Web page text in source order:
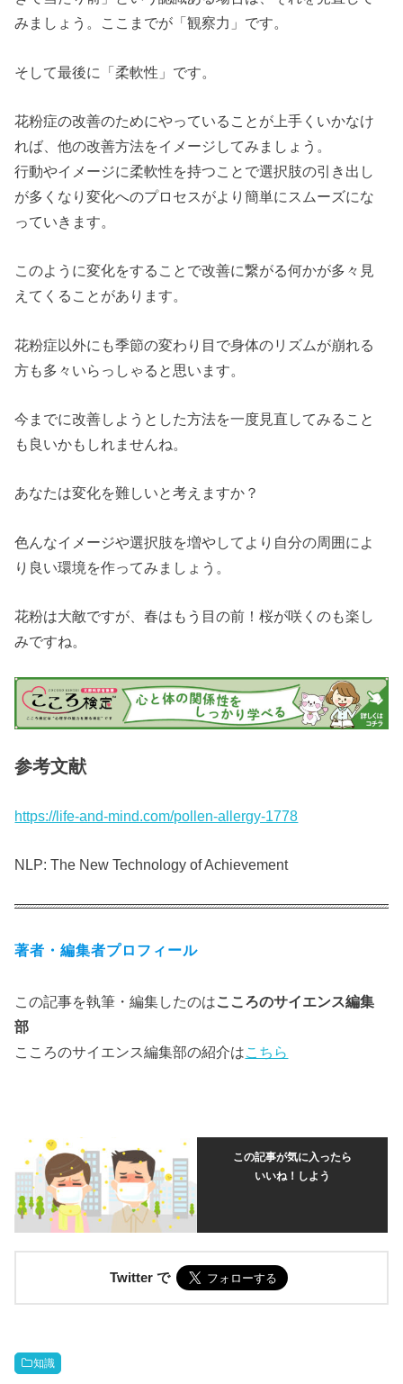
みましょう。ここまでが「観察力」です。
そして最後に「柔軟性」です。
花粉症の改善のためにやっていることが上手くいかなけ
れば、他の改善方法をイメージしてみましょう。
行動やイメージに柔軟性を持つことで選択肢の引き出し
が多くなり変化へのプロセスがより簡単にスムーズにな
っていきます。
このように変化をすることで改善に繋がる何かが多々見
えてくることがあります。
花粉症以外にも季節の変わり目で身体のリズムが崩れる
方も多々いらっしゃると思います。
今までに改善しようとした方法を一度見直してみること
も良いかもしれませんね。
あなたは変化を難しいと考えますか？
色んなイメージや選択肢を増やしてより自分の周囲によ
り良い環境を作ってみましょう。
花粉は大敵ですが、春はもう目の前！桜が咲くのも楽し
みですね。
参考文献
https://life-and-mind.com/pollen-allergy-1778
NLP: The New Technology of Achievement
著者・編集者プロフィール
この記事を執筆・編集したのはこころのサイエンス編集
部
こころのサイエンス編集部の紹介はこちら
この記事が気に入ったら
いいね！しよう
Twitter で
知識